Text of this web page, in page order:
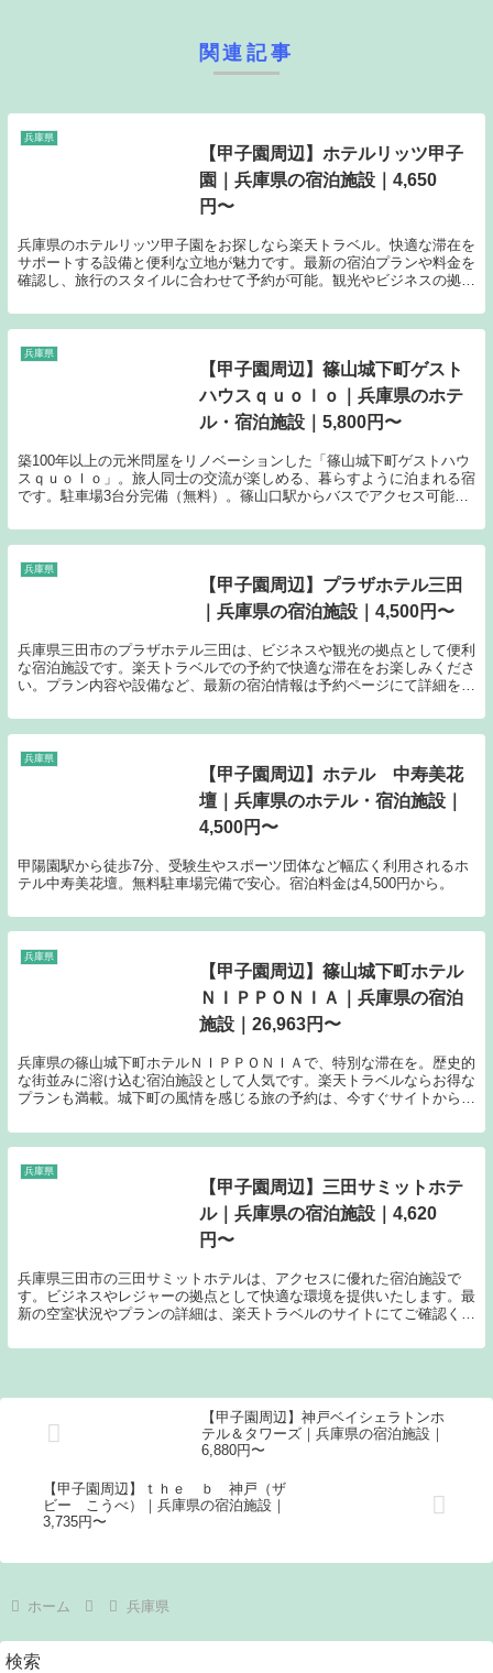
関連記事
兵庫県
【甲子園周辺】ホテルリッツ甲子
園｜兵庫県の宿泊施設｜4,650
円〜
兵庫県のホテルリッツ甲子園をお探しなら楽天トラベル。快適な滞在を
サポートする設備と便利な立地が魅力です。最新の宿泊プランや料金を
確認し、旅行のスタイルに合わせて予約が可能。観光やビジネスの拠点
兵庫県
【甲子園周辺】篠山城下町ゲスト
ハウスｑｕｏｌｏ｜兵庫県のホテ
ル・宿泊施設｜5,800円〜
築100年以上の元米問屋をリノベーションした「篠山城下町ゲストハウ
スｑｕｏｌｏ」。旅人同士の交流が楽しめる、暮らすように泊まれる宿
です。駐車場3台分完備（無料）。篠山口駅からバスでアクセス可能。
兵庫県
【甲子園周辺】プラザホテル三田
｜兵庫県の宿泊施設｜4,500円〜
兵庫県三田市のプラザホテル三田は、ビジネスや観光の拠点として便利
な宿泊施設です。楽天トラベルでの予約で快適な滞在をお楽しみくださ
い。プラン内容や設備など、最新の宿泊情報は予約ページにて詳細をご
兵庫県
【甲子園周辺】ホテル 中寿美花
壇｜兵庫県のホテル・宿泊施設｜
4,500円〜
甲陽園駅から徒歩7分、受験生やスポーツ団体など幅広く利用されるホ
テル中寿美花壇。無料駐車場完備で安心。宿泊料金は4,500円から。
兵庫県
【甲子園周辺】篠山城下町ホテル
ＮＩＰＰＯＮＩＡ｜兵庫県の宿泊
施設｜26,963円〜
兵庫県の篠山城下町ホテルＮＩＰＰＯＮＩＡで、特別な滞在を。歴史的
な街並みに溶け込む宿泊施設として人気です。楽天トラベルならお得な
プランも満載。城下町の風情を感じる旅の予約は、今すぐサイトからチ
兵庫県
【甲子園周辺】三田サミットホテ
ル｜兵庫県の宿泊施設｜4,620
円〜
兵庫県三田市の三田サミットホテルは、アクセスに優れた宿泊施設で
す。ビジネスやレジャーの拠点として快適な環境を提供いたします。最
新の空室状況やプランの詳細は、楽天トラベルのサイトにてご確認くだ
【甲子園周辺】神戸ベイシェラトンホ
テル＆タワーズ｜兵庫県の宿泊施設｜
6,880円〜
【甲子園周辺】ｔｈｅ ｂ 神戸（ザ
ビー こうべ）｜兵庫県の宿泊施設｜
3,735円〜
ホーム 兵庫県
検索